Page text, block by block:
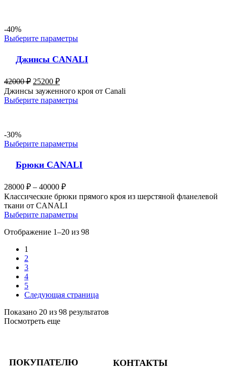
-40%
Выберите параметры
Джинсы CANALI
42000₽ 25200 ₽
Джинсы зауженного кроя от Canali
Выберите параметры
-30%
Выберите параметры
Брюки CANALI
28000 ₽ – 40000 ₽
Классические брюки прямого кроя из шерстяной фланелевой
ткани от CANALI
Выберите параметры
Отображение 1–20 из 98
1
2
3
4
5
Следующая страница
Показано 20 из 98 результатов
Посмотреть еще
ПОКУПАТЕЛЮ КОНТАКТЫ